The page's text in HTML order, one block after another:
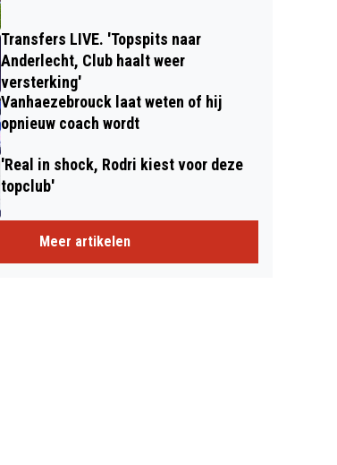
Transfers LIVE. 'Topspits naar
Anderlecht, Club haalt weer
versterking'
Vanhaezebrouck laat weten of hij
opnieuw coach wordt
'Real in shock, Rodri kiest voor deze
topclub'
Meer artikelen